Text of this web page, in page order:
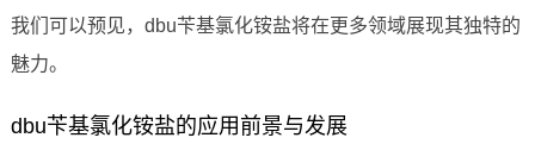
我们可以预见，dbu苄基氯化铵盐将在更多领域展现其独特的
魅力。
dbu苄基氯化铵盐的应用前景与发展